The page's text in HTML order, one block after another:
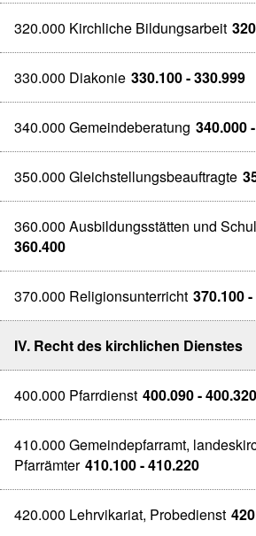
320.000 Kirchliche Bildungsarbeit
330.000 Diakonie 330.100 - 330.999
340.000 Gemeindeberatung 340.000
350.000 Gleichstellungsbeauftragte
360.000 Ausbildungsstätten und
360.400
370.000 Religionsunterricht 370.100
IV. Recht des kirchlichen Dienstes
400.000 Pfarrdienst 400.090 - 400.320
410.000 Gemeindepfarramt,
Pfarrämter 410.100 - 410.220
420.000 Lehrvikariat, Probedienst